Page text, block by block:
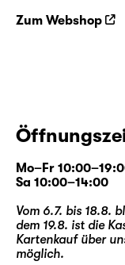
Zum Webshop
Mo–Fr
Sa 10:00–14:00
Vom 6.7. bis 18.8.
dem 19.8. ist die
Kartenkauf über
möglich.